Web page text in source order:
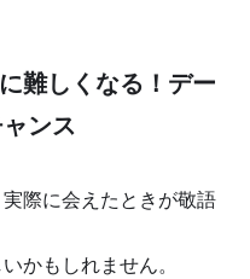
難しくなる！デー
ンス
際に会えたときが敬語
かもしれません。